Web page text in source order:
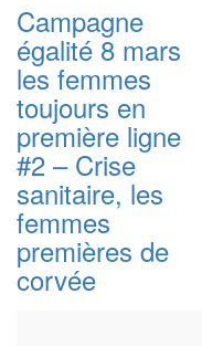
Campagne
égalité 8 mars
les femmes
toujours en
première ligne
#2 – Crise
sanitaire, les
femmes
premières de
corvée